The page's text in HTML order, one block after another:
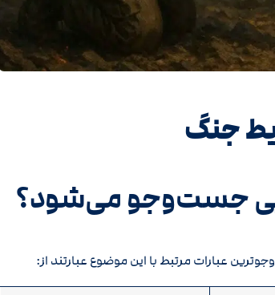
جنگ
جست‌وجو می‌شود؟